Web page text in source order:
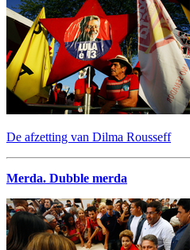
De afzetting van Dilma Rousseff
Merda. Dubble merda